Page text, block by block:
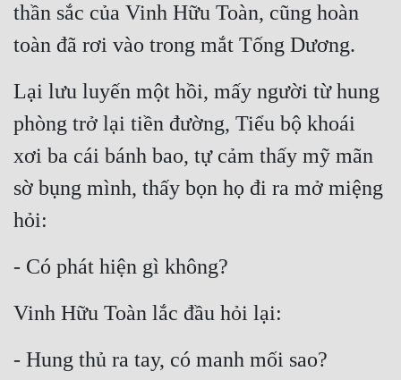
thần sắc của Vinh Hữu Toàn, cũng hoàn
toàn đã rơi vào trong mắt Tống Dương.
Lại lưu luyến một hồi, mấy người từ hung
phòng trở lại tiền đường, Tiểu bộ khoái
xơi ba cái bánh bao, tự cảm thấy mỹ mãn
sờ bụng mình, thấy bọn họ đi ra mở miệng
hỏi:
- Có phát hiện gì không?
Vinh Hữu Toàn lắc đầu hỏi lại:
- Hung thủ ra tay, có manh mối sao?